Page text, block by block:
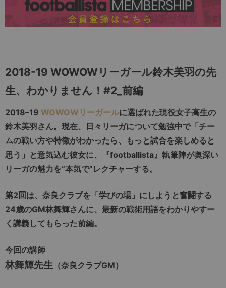
2018-19 WOWOW リーガール鈴木美羽の先
生、わかりません！ #2_ 前編
2018–19 WOWOWリーガールに選ばれた現役女子高生の
鈴木美羽さん。現在、日々リーガについて勉強中で「チー
ムの戦い方や特徴がわかったら、もっと試合を楽しめると
思う」と意気込む彼女に、『footballista』執筆陣が奥深い
リーガの魅力を“本気で”レクチャーする。
第2回は、奈良クラブを「学びの場」にしようと奮闘する
24歳のGM林舞輝さんに、最新の戦術用語をわかりやすー
く講義してもらった前編。
今回の講師
林舞輝先生 （奈良クラブGM）